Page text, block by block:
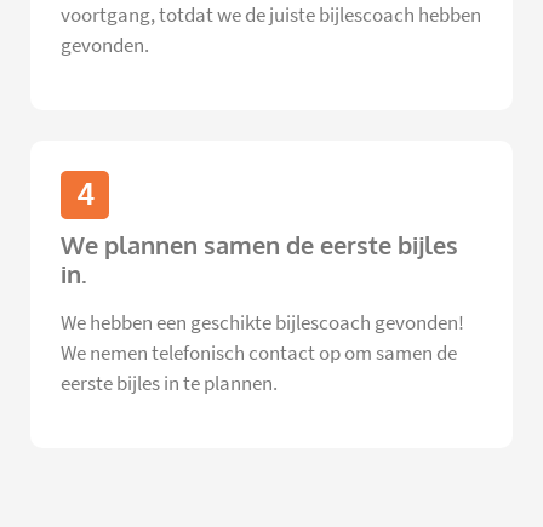
voortgang, totdat we de juiste bijlescoach hebben
gevonden.
4
We plannen samen de eerste bijles
in.
We hebben een geschikte bijlescoach gevonden!
We nemen telefonisch contact op om samen de
eerste bijles in te plannen.